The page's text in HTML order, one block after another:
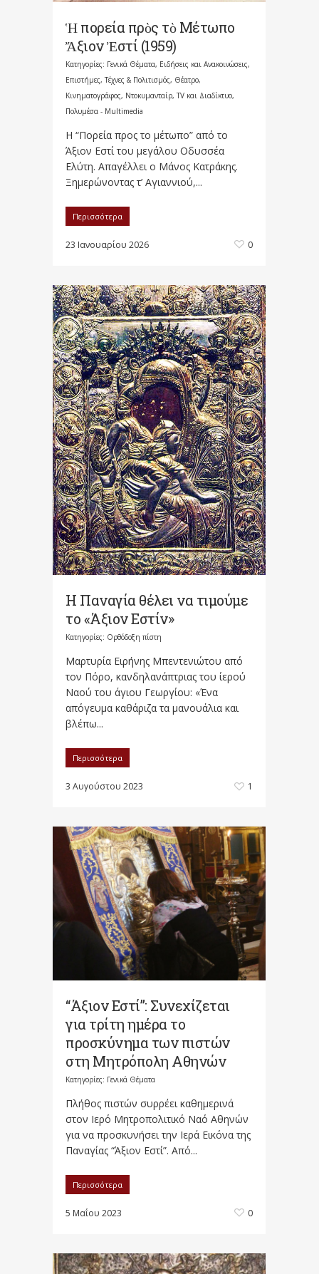
Ἡ πορεία πρὸς τὸ Μέτωπο
Ἄξιον Ἐστί (1959)
Κατηγορίες: Γενικά Θέματα, Ειδήσεις και Ανακοινώσεις,
Επιστήμες, Τέχνες & Πολιτισμός, Θέατρο,
Κινηματογράφος, Ντοκυμανταίρ, TV και Διαδίκτυο,
Πολυμέσα - Multimedia
Η “Πορεία προς το μέτωπο” από το
Άξιον Εστί του μεγάλου Οδυσσέα
Ελύτη. Απαγέλλει ο Μάνος Κατράκης.
Ξημερώνοντας τ’ Αγιαννιού,...
Περισσότερα
23 Ιανουαρίου 2026 0
Η Παναγία θέλει να τιμούμε
το «Άξιον Εστίν»
Κατηγορίες: Ορθόδοξη πίστη
Μαρτυρία Ειρήνης Μπεντενιώτου από
τον Πόρο, κανδηλανάπτριας του ίερού
Ναού του άγιου Γεωργίου: «Ένα
απόγευμα καθάριζα τα μανουάλια και
βλέπω...
Περισσότερα
3 Αυγούστου 2023 1
“Άξιον Εστί”: Συνεχίζεται
για τρίτη ημέρα το
προσκύνημα των πιστών
στη Μητρόπολη Αθηνών
Κατηγορίες: Γενικά Θέματα
Πλήθος πιστών συρρέει καθημερινά
στον Ιερό Μητροπολιτικό Ναό Αθηνών
για να προσκυνήσει την Ιερά Εικόνα της
Παναγίας “Άξιον Εστί”. Από...
Περισσότερα
5 Μαΐου 2023 0